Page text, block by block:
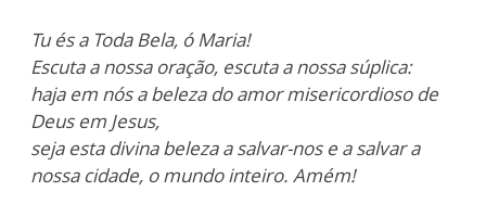
Tu és a Toda Bela, ó Maria!
Escuta a nossa oração, escuta a nossa súplica:
haja em nós a beleza do amor misericordioso de
Deus em Jesus,
seja esta divina beleza a salvar-nos e a salvar a
nossa cidade, o mundo inteiro. Amém!